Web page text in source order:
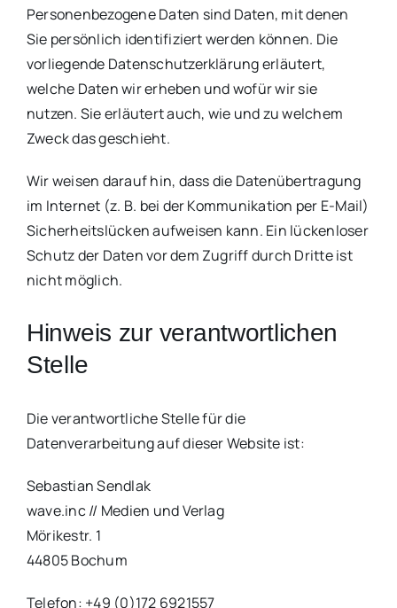
Personenbezogene Daten sind Daten, mit denen
Sie persönlich identifiziert werden können. Die
vorliegende Datenschutzerklärung erläutert,
welche Daten wir erheben und wofür wir sie
nutzen. Sie erläutert auch, wie und zu welchem
Zweck das geschieht.
Wir weisen darauf hin, dass die Datenübertragung
im Internet (z. B. bei der Kommunikation per E-Mail)
Sicherheitslücken aufweisen kann. Ein lückenloser
Schutz der Daten vor dem Zugriff durch Dritte ist
nicht möglich.
Hinweis zur verantwortlichen
Stelle
Die verantwortliche Stelle für die
Datenverarbeitung auf dieser Website ist:
Sebastian Sendlak
wave.inc // Medien und Verlag
Mörikestr. 1
44805 Bochum
Telefon: +49 (0)172 6921557